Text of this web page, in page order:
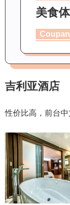
美食
吉利亚酒店
性价比高，前台